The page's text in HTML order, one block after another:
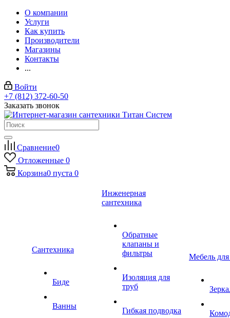
О компании
Услуги
Как купить
Производители
Магазины
Контакты
...
Войти
+7 (812) 372-60-50
Заказать звонок
Сравнение0
Отложенные 0
Корзина0 пуста 0
Сантехника
Биде
Ванны
Инженерная
сантехника
Обратные
клапаны и
фильтры
Изоляция для
труб
Гибкая подводка
Мебель